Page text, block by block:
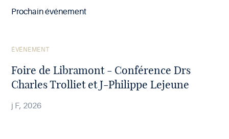
Prochain événement
Voir
Foire de Libramont - Conférence Drs
Charles Trolliet et J-Philippe Lejeune
ÉVÉNEMENT
j F, 2026